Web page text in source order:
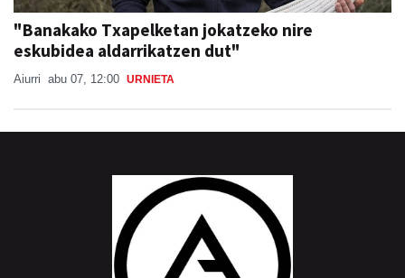
"Banakako Txapelketan jokatzeko nire
eskubidea aldarrikatzen dut"
Aiurri abu 07, 12:00 URNIETA